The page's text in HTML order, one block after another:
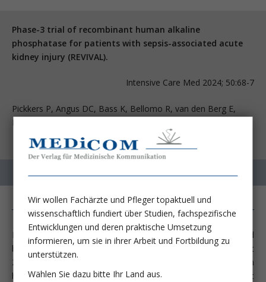
Phase-3 trial of recombinant human alkaline
phosphatase for patients with sepsis-associated acute
kidney injury (REVIVAL).
Intensive Care Med 2024; 50:68-7
Pickkers P, Angus DC, Bass K, Bellomo R, van den Berg E,
Bernholz J, et al.
Die akute Nierenschädigung (AKI) ist ein globales Problem und
betrifft Millio­nen von PatientInnen weltweit (Mehta RL; Lancet
2015; 385:2616). Besonders bei kritisch Kranken ist sie ein
häufiges Syndrom, das mit einer deutlich erhöhten Morbidität
Wir wollen Fachärzte und Pfleger topaktuell und
wissenschaftlich fundiert über Studien, fachspezifische
Entwicklungen und deren praktische Umsetzung
informieren, um sie in ihrer Arbeit und Fortbildung zu
unterstützen.
Wählen Sie dazu bitte Ihr Land aus.